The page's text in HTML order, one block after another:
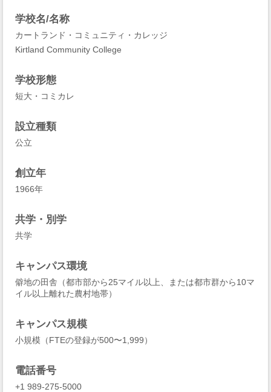
学校名/名称
カートランド・コミュニティ・カレッジ
Kirtland Community College
学校形態
短大・コミカレ
設立種類
公立
創立年
1966年
共学・別学
共学
キャンパス環境
僻地の田舎（都市部から25マイル以上、または都市群から10マ
イル以上離れた農村地帯）
キャンパス規模
小規模（FTEの登録が500〜1,999）
電話番号
+1 989-275-5000